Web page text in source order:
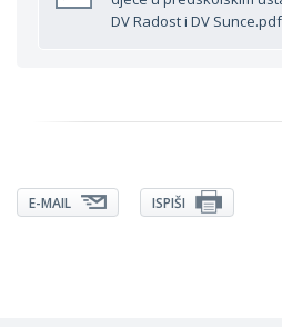
DV Radost i DV Sunce.pdf
E-MAIL ISPIŠI